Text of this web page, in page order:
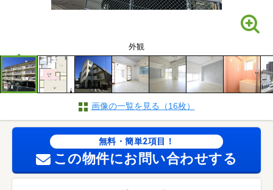
外観
画像の一覧を見る（16枚）
無料・簡単2項目！
この物件にお問い合わせする